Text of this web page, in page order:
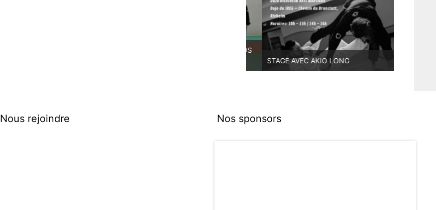
STAGE AVEC AKIO LONG
Nous rejoindre Nos sponsors